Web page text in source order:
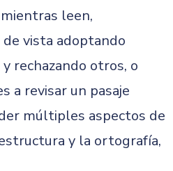
leen,
vista adoptando
rechazando otros, o
a revisar un pasaje
múltiples aspectos de
y la ortografía,